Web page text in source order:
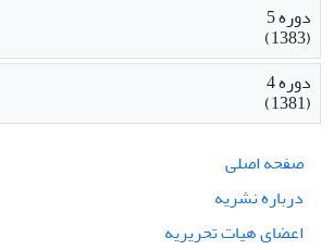
دوره 5
(1383)
دوره 4
(1381)
صفحه اصلی
درباره نشریه
اعضای هیات تحریریه